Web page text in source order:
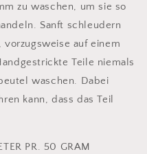
zu waschen, um sie so
Sanft schleudern
auf einem
Teile niemals
waschen. Dabei
kann, dass das Teil
PR. 50 GRAM